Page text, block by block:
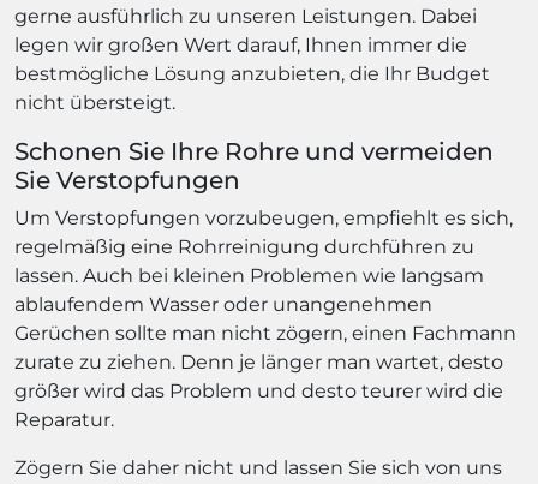
gerne ausführlich zu unseren Leistungen. Dabei
legen wir großen Wert darauf, Ihnen immer die
bestmögliche Lösung anzubieten, die Ihr Budget
nicht übersteigt.
Schonen Sie Ihre Rohre und vermeiden
Sie Verstopfungen
Um Verstopfungen vorzubeugen, empfiehlt es sich,
regelmäßig eine Rohrreinigung durchführen zu
lassen. Auch bei kleinen Problemen wie langsam
ablaufendem Wasser oder unangenehmen
Gerüchen sollte man nicht zögern, einen Fachmann
zurate zu ziehen. Denn je länger man wartet, desto
größer wird das Problem und desto teurer wird die
Reparatur.
Zögern Sie daher nicht und lassen Sie sich von uns